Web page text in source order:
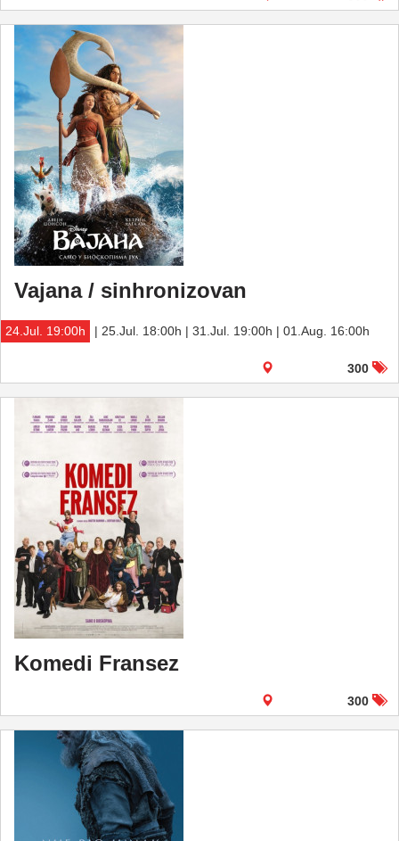
Vajana / sinhronizovan
24.Jul. 19:00h | 25.Jul. 18:00h | 31.Jul. 19:00h | 01.Aug. 16:00h
300
Komedi Fransez
300